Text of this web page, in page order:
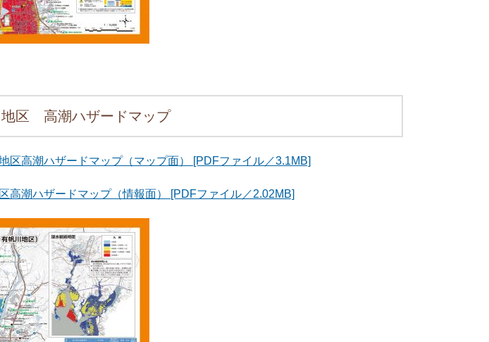
地区 高潮ハザードマップ
区高潮ハザードマップ（マップ面） [PDFファイル／3.1MB]
高潮ハザードマップ（情報面） [PDFファイル／2.02MB]